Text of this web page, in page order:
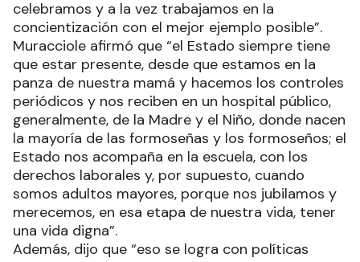
celebramos y a la vez trabajamos en la
concientización con el mejor ejemplo posible”.
Muracciole afirmó que “el Estado siempre tiene
que estar presente, desde que estamos en la
panza de nuestra mamá y hacemos los controles
periódicos y nos reciben en un hospital público,
generalmente, de la Madre y el Niño, donde nacen
la mayoría de las formoseñas y los formoseños; el
Estado nos acompaña en la escuela, con los
derechos laborales y, por supuesto, cuando
somos adultos mayores, porque nos jubilamos y
merecemos, en esa etapa de nuestra vida, tener
una vida digna”.
Además, dijo que “eso se logra con políticas